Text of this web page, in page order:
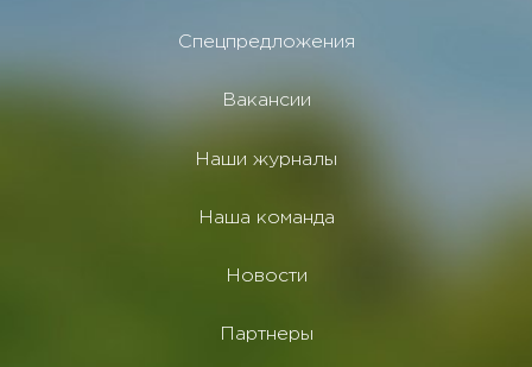
Спецпредложения
Вакансии
Наши журналы
Наша команда
Новости
Партнеры